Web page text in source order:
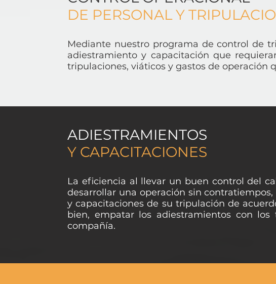
DE PERSONAL Y
Mediante nuestro programa de control de
adiestramiento y capacitación que
tripulaciones, viáticos y gastos de operación
ADIESTRAMIENTOS
Y CAPACITACIONES
La eficiencia al llevar un buen control del
desarrollar una operación sin
y capacitaciones de su tripulación de
bien, empatar los adiestramientos con
compañía.